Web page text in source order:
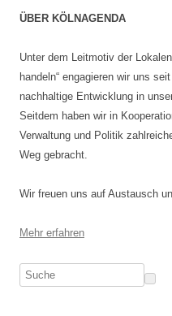
ÜBER KÖLNAGENDA
Unter dem Leitmotiv der
handeln“ engagieren wir uns
nachhaltige Entwicklung in
Seitdem haben wir in
Verwaltung und Politik
Weg gebracht.
Wir freuen uns auf Austausch
Mehr erfahren